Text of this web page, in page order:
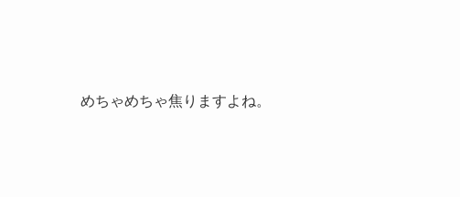
めちゃめちゃ焦りますよね。